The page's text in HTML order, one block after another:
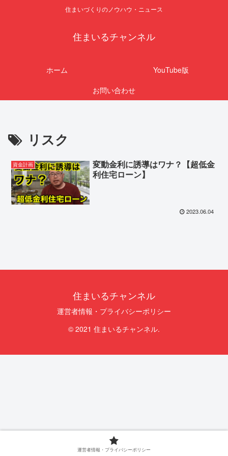
住まいづくりのノウハウ・ニュース
住まいるチャンネル
ホーム
YouTube版
お問い合わせ
リスク
資金計画
変動金利に誘導はワナ？【超低金
利住宅ローン】
2023.06.04
住まいるチャンネル
運営者情報・プライバシーポリシー
© 2021 住まいるチャンネル.
運営者情報・プライバシーポリシー